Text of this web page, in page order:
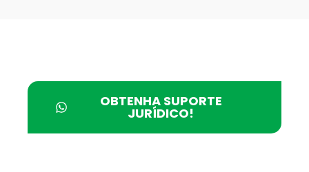
OBTENHA SUPORTE
JURÍDICO!